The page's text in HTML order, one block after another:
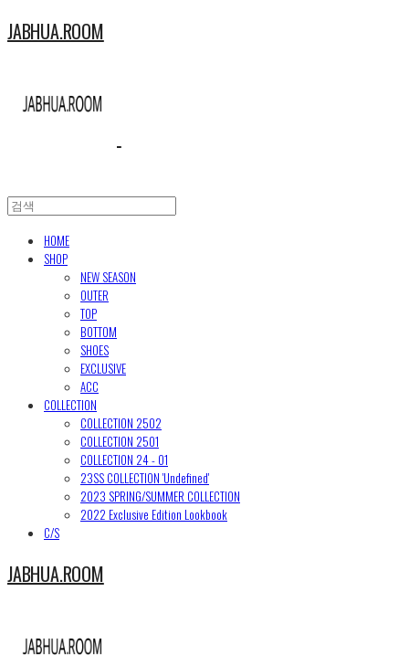
JABHUA.ROOM
HOME
SHOP
NEW SEASON
OUTER
TOP
BOTTOM
SHOES
EXCLUSIVE
ACC
COLLECTION
COLLECTION 2502
COLLECTION 2501
COLLECTION 24 - 01
23SS COLLECTION 'Undefined'
2023 SPRING/SUMMER COLLECTION
2022 Exclusive Edition Lookbook
C/S
JABHUA.ROOM